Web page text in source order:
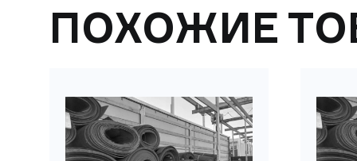
ПОХОЖИЕ